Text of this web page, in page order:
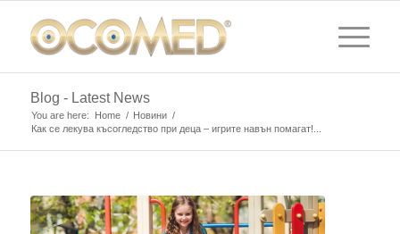
Blog - Latest News
You are here: Home / Новини /
Как се лекува късогледство при деца – игрите навън помагат!...